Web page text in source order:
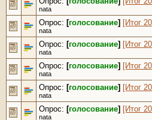
nata
Опрос: [голосование] [Итог
nata
Опрос: [голосование] [Итог
nata
Опрос: [голосование] [Итог
nata
Опрос: [голосование] [Итог
nata
Опрос: [голосование] [Итог
nata